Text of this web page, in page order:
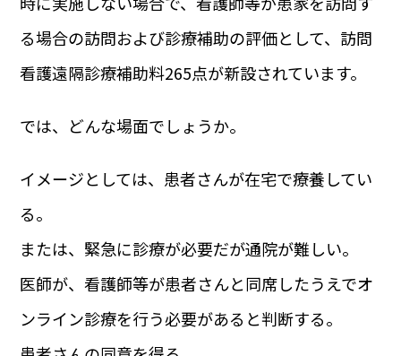
る場合の訪問および診療補助の評価として、訪問
看護遠隔診療補助料265点が新設されています。
では、どんな場面でしょうか。
イメージとしては、患者さんが在宅で療養してい
る。
または、緊急に診療が必要だが通院が難しい。
医師が、看護師等が患者さんと同席したうえでオ
ンライン診療を行う必要があると判断する。